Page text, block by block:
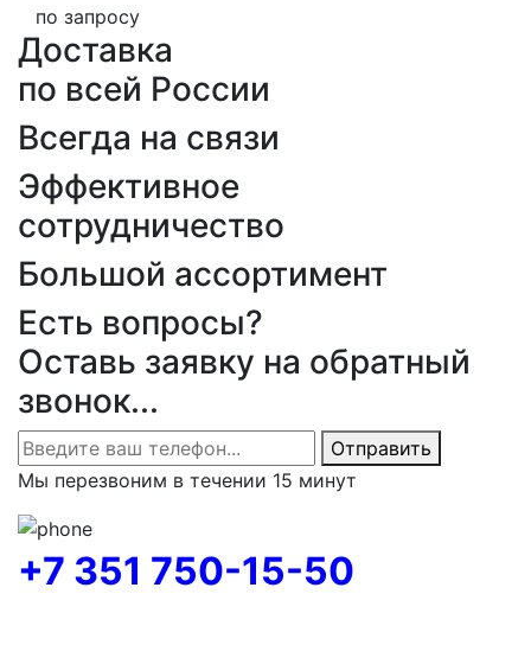
по запросу
Доставка
по всей России
Всегда на связи
Эффективное
сотрудничество
Большой ассортимент
Есть вопросы?
Оставь заявку на обратный
звонок...
Отправить
Мы перезвоним в течении 15 минут
+7 351 750-15-50